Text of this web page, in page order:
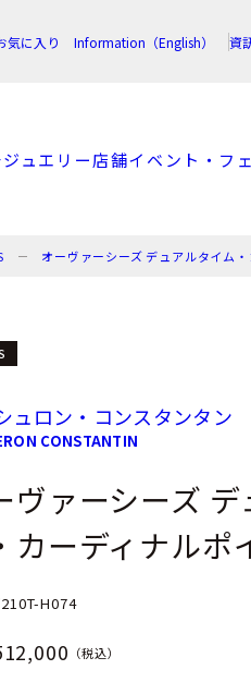
気に入り Information（English） 資
ジュエリー店舗イベント・フ
オーヴァーシーズ デュアルタイム
ュロン・コンスタンタン
CONSTANTIN
ヴァーシーズ デ
カーディナルポ
H074
（税込）